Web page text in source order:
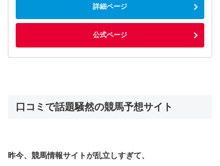
詳細ページ
公式ページ
口コミで話題騒然の競馬予想サイト
昨今、競馬情報サイトが乱立しすぎて、